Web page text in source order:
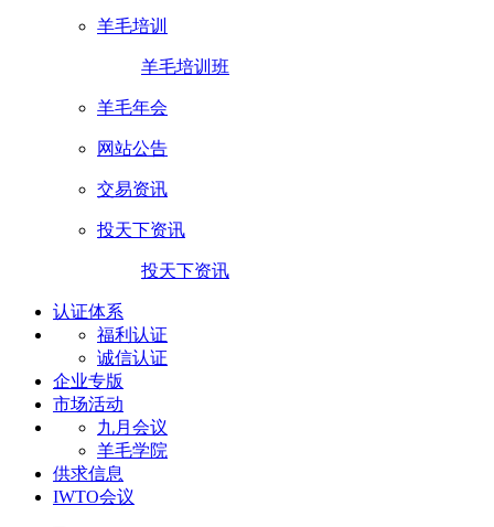
羊毛培训
羊毛培训班
羊毛年会
网站公告
交易资讯
投天下资讯
投天下资讯
认证体系
福利认证
诚信认证
企业专版
市场活动
九月会议
羊毛学院
供求信息
IWTO会议